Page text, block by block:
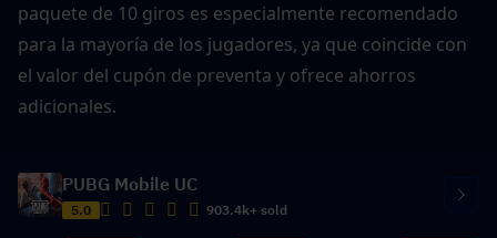
paquete de 10 giros es especialmente recomendado
para la mayoría de los jugadores, ya que coincide con
el valor del cupón de preventa y ofrece ahorros
adicionales.
PUBG Mobile UC
5.0 903.4k+ sold